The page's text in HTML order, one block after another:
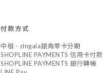
付款方式
中租 - zingala銀角零卡分期
SHOPLINE PAYMENTS 信用卡付款
SHOPLINE PAYMENTS 銀行轉帳